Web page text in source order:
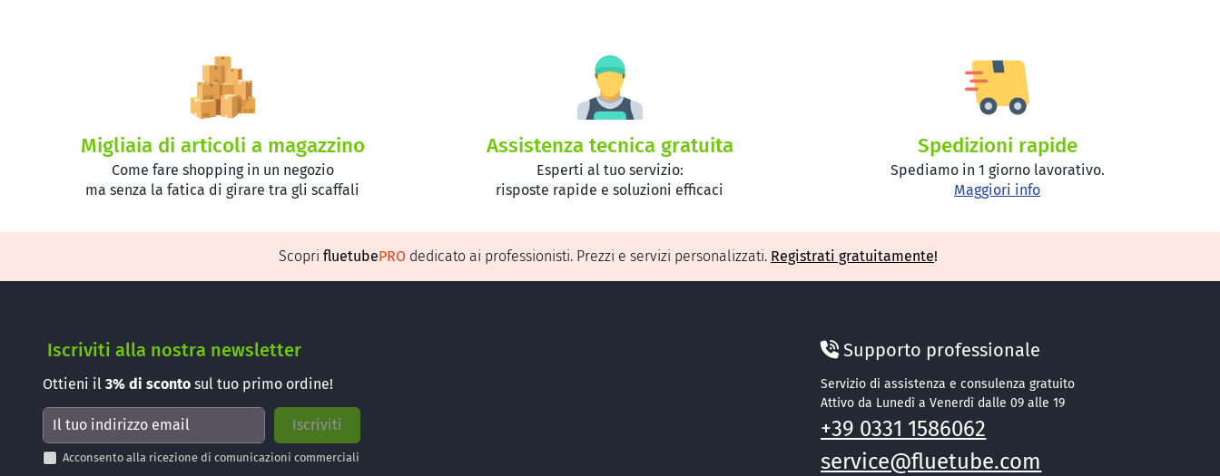
Migliaia di articoli a magazzino
Come fare shopping in un negozio
ma senza la fatica di girare tra gli scaffali
Assistenza tecnica gratuita
Esperti al tuo servizio:
risposte rapide e soluzioni efficaci
Spedizioni rapide
Spediamo in 1 giorno lavorativo.
Maggiori info
Scopri fluetubePRO dedicato ai professionisti. Prezzi e servizi personalizzati. Registrati gratuitamente!
Iscriviti alla nostra newsletter
Ottieni il 3% di sconto sul tuo primo ordine!
Acconsento alla ricezione di comunicazioni commerciali
Supporto professionale
Servizio di assistenza e consulenza gratuito
Attivo da Lunedì a Venerdì dalle 09 alle 19
+39 0331 1586062
service@fluetube.com